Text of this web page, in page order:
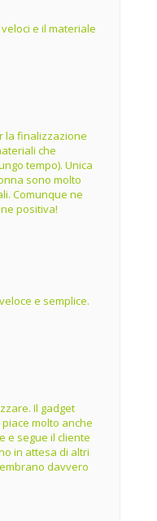
e il materiale
la finalizzazione
che
tempo). Unica
sono molto
Comunque ne
positiva!
e semplice.
Il gadget
molto anche
e segue il cliente
in attesa di altri
davvero